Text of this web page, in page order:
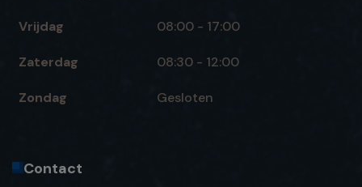
Vrijdag 08:00 - 17:00
Zaterdag 08:30 - 12:00
Zondag Gesloten
Contact